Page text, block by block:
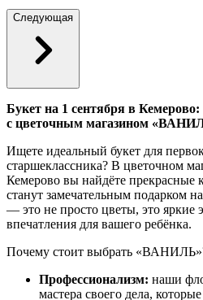
Следующая
Букет на 1 сентября в Кемерово:
с цветочным магазином
Ищете идеальный букет для
старшеклассника? В цветочном
Кемерово вы найдёте прекрасные
станут замечательным подарком
— это не просто цветы, это яркие
впечатления для вашего ребёнка.
Почему стоит выбрать
Профессионализм: наши
мастера своего дела,